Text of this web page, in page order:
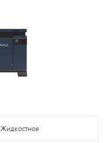
Жидкостное